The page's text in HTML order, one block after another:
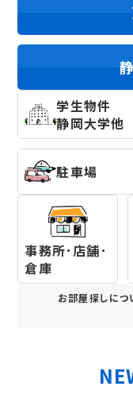
学生物件
静岡大学他
駐車場
事務所･店舗･
倉庫
お部屋探しにつ